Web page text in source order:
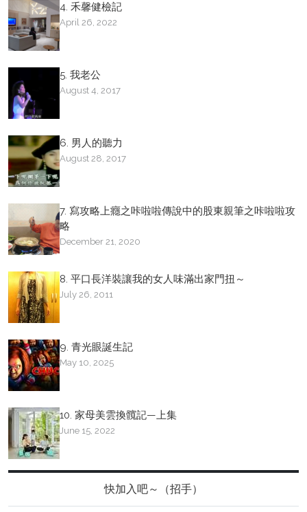
4. 禾馨健檢記
April 26, 2022
5. 我老公
August 4, 2017
6. 男人的聽力
August 28, 2017
7. 寫攻略上癮之咔啦啦傳說中的股東親筆之咔啦啦攻
略
December 21, 2020
8. 平口長洋裝讓我的女人味滿出家門扭～
July 26, 2011
9. 青光眼誕生記
May 10, 2025
10. 家母美雲換髖記—上集
June 15, 2022
快加入吧～（招手）